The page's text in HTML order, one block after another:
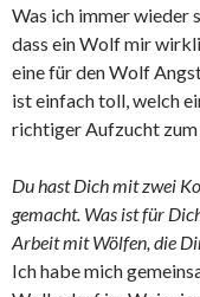
Was ich immer wieder
dass ein Wolf mir
eine für den Wolf
ist einfach toll, welch
richtiger Aufzucht zum
Du hast Dich mit zwei
gemacht. Was ist für
Arbeit mit Wölfen, die
Ich habe mich